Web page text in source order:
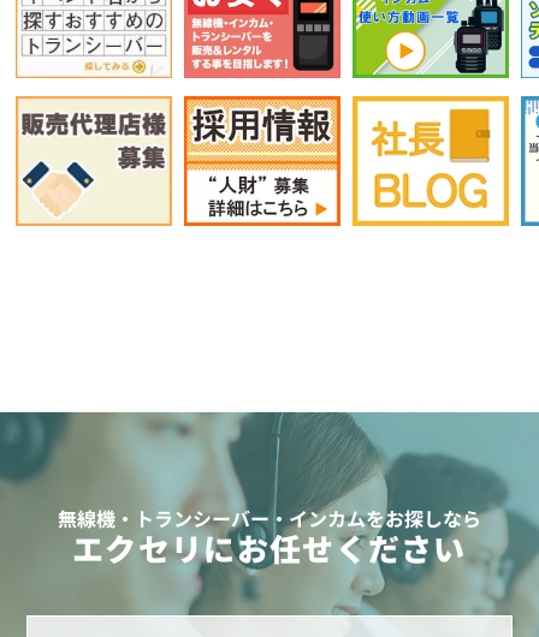
無線機・トランシーバー・インカムをお探しなら
エクセリにお任せください